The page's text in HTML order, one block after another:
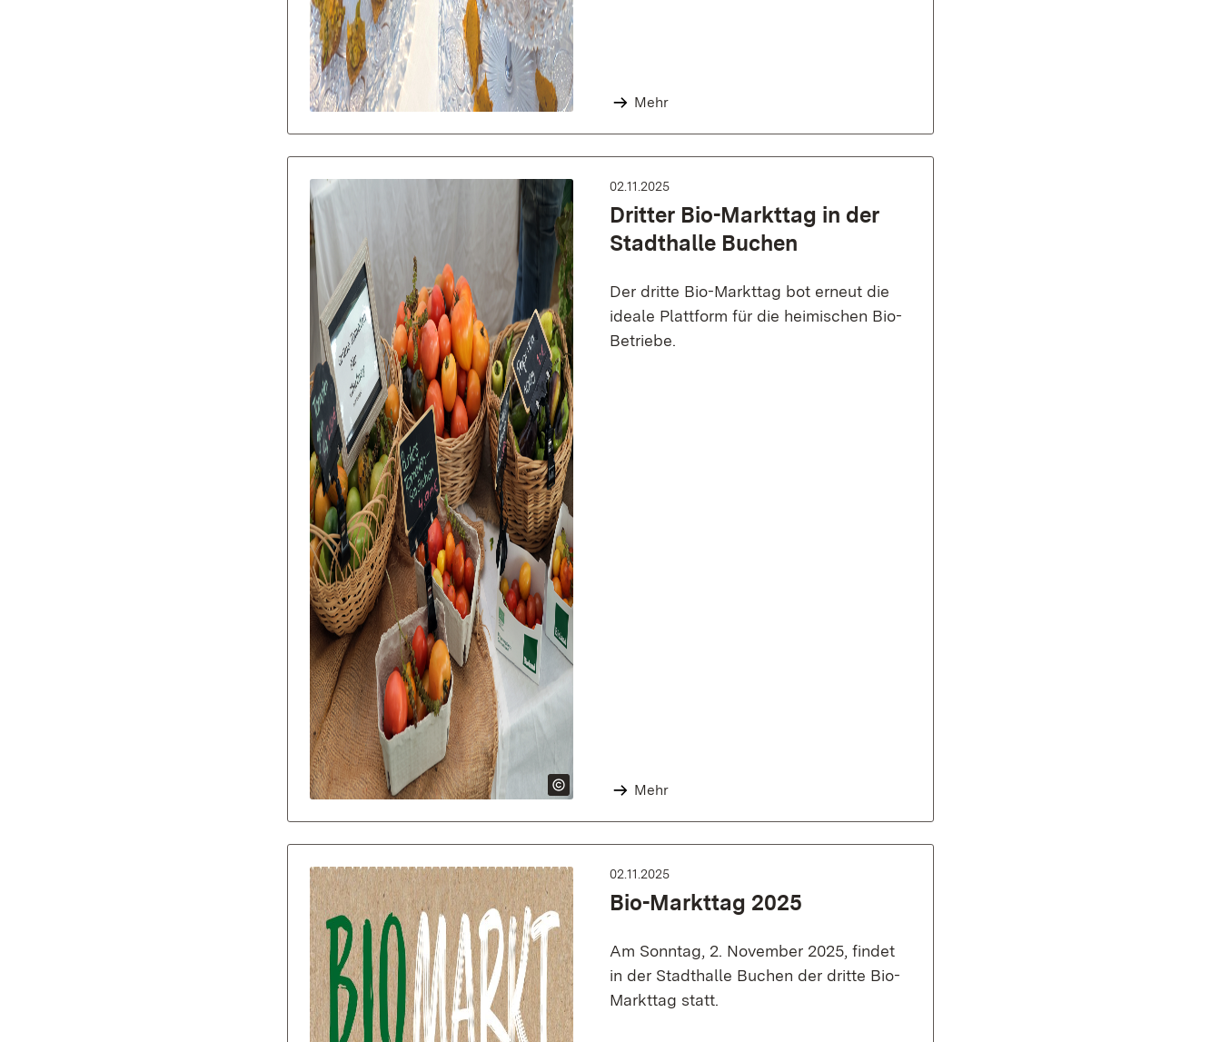
Mehr
02.11.2025
Dritter Bio-Markttag in der
Stadthalle Buchen
Der dritte Bio-Markttag bot erneut die
ideale Plattform für die heimischen Bio-
Betriebe.
Mehr
02.11.2025
Bio-Markttag 2025
Am Sonntag, 2. November 2025, findet
in der Stadthalle Buchen der dritte Bio-
Markttag statt.